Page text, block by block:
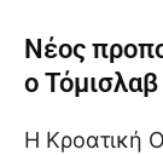
Νέος
ο Τόμισλαβ
Η Κροατική